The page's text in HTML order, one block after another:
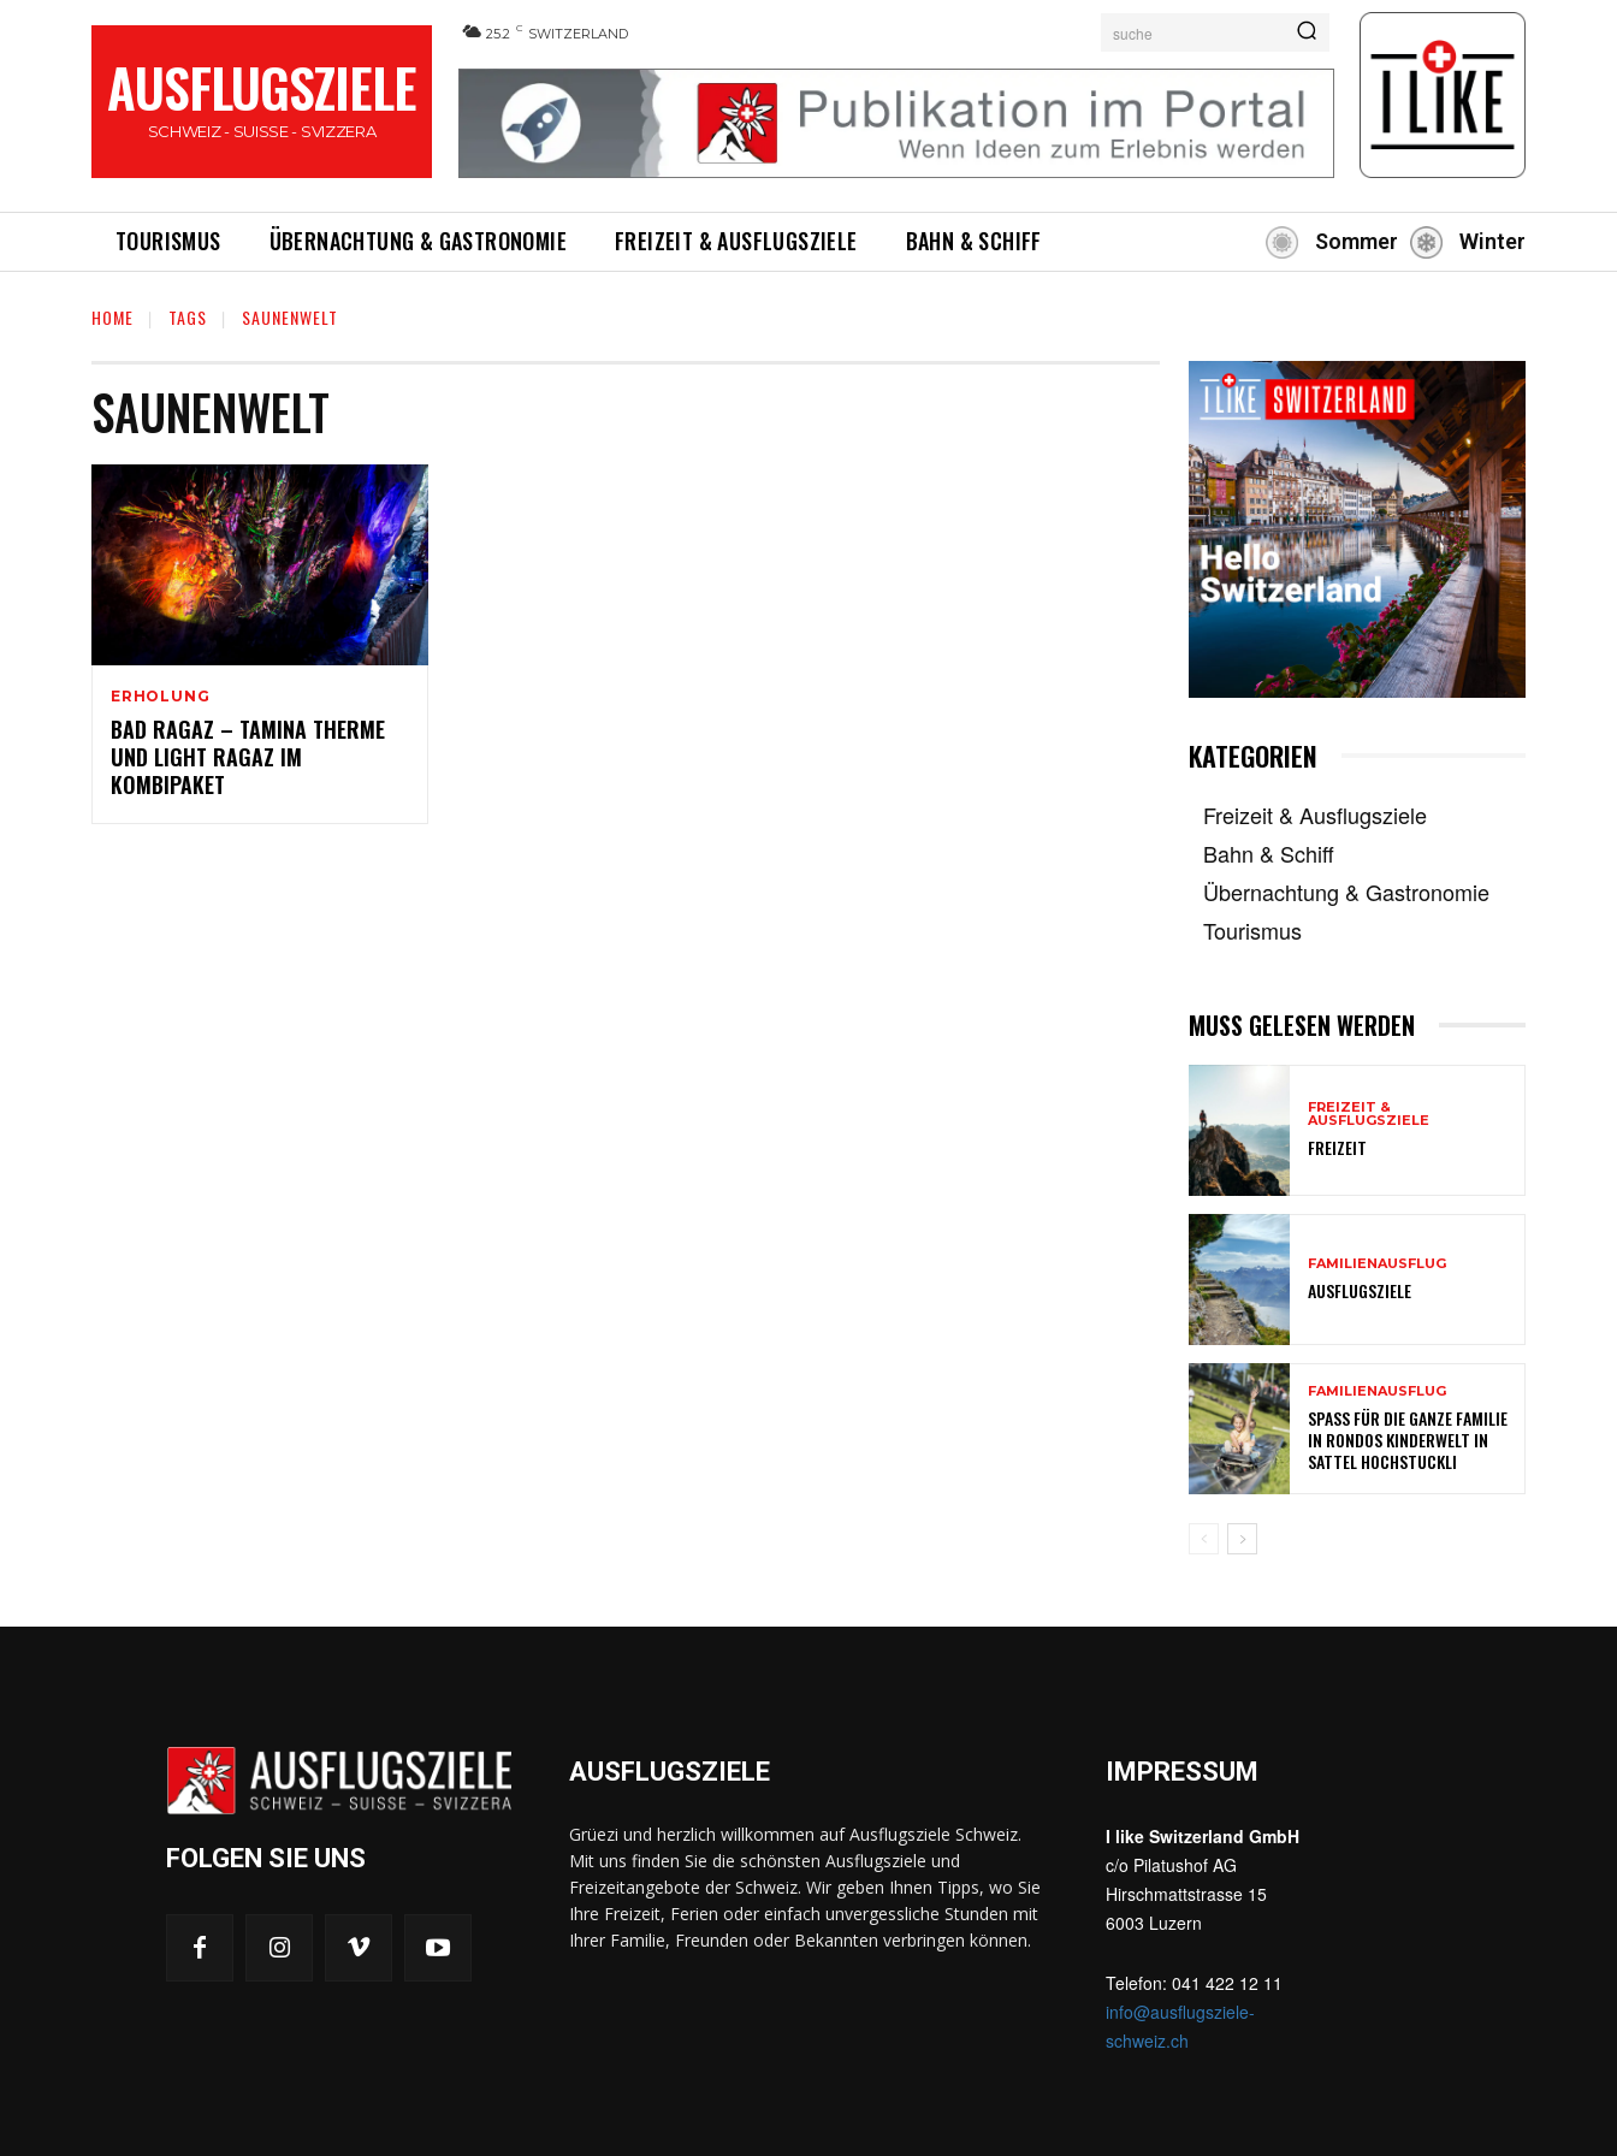
AUSFLUGSZIELE
SCHWEIZ - SUISSE - SVIZZERA
25.2 C SWITZERLAND suche
TOURISMUS ÜBERNACHTUNG & GASTRONOMIE FREIZEIT & AUSFLUGSZIELE BAHN & SCHIFF Sommer Winter
HOME TAGS SAUNENWELT
SAUNENWELT
ERHOLUNG
BAD RAGAZ – TAMINA THERME
UND LIGHT RAGAZ IM
KOMBIPAKET
KATEGORIEN
Freizeit & Ausflugsziele
Bahn & Schiff
Übernachtung & Gastronomie
Tourismus
MUSS GELESEN WERDEN
FREIZEIT &
AUSFLUGSZIELE
FREIZEIT
FAMILIENAUSFLUG
AUSFLUGSZIELE
FAMILIENAUSFLUG
SPASS FÜR DIE GANZE FAMILIE
IN RONDOS KINDERWELT IN
SATTEL HOCHSTUCKLI
FOLGEN SIE UNS
AUSFLUGSZIELE
Grüezi und herzlich willkommen auf Ausflugsziele Schweiz.
Mit uns finden Sie die schönsten Ausflugsziele und
Freizeitangebote der Schweiz. Wir geben Ihnen Tipps, wo Sie
Ihre Freizeit, Ferien oder einfach unvergessliche Stunden mit
Ihrer Familie, Freunden oder Bekannten verbringen können.
IMPRESSUM
I like Switzerland GmbH
c/o Pilatushof AG
Hirschmattstrasse 15
6003 Luzern
Telefon: 041 422 12 11
info@ausflugsziele-
schweiz.ch